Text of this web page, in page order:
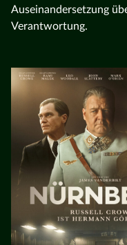
Auseinandersetzung
Verantwortung.